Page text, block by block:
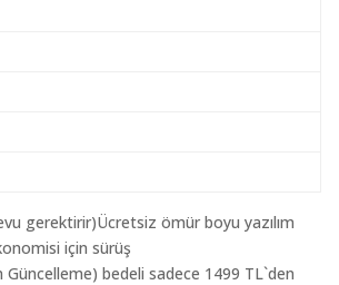
gerektirir)Ücretsiz ömür boyu yazılım
için sürüş
Güncelleme) bedeli sadece 1499 TL`den